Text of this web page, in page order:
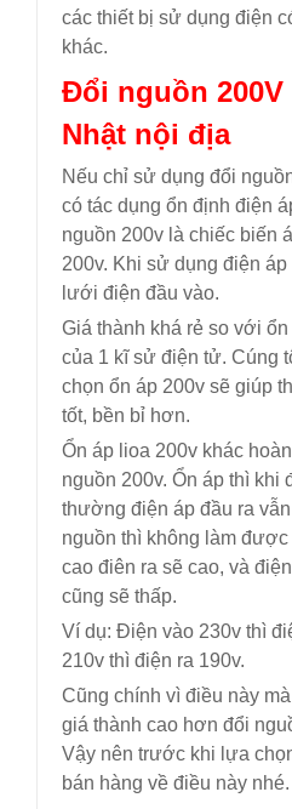
các thiết bị sử dụng điện
khác.
Đổi nguồn
Nhật nội địa
Nếu chỉ sử dụng đổi
có tác dụng ổn định điện
nguồn 200v là chiếc biến
200v. Khi sử dụng điện
lưới điện đầu vào.
Giá thành khá rẻ so với
của 1 kĩ sử điện tử. Cúng
chọn ổn áp 200v sẽ giúp
tốt, bền bỉ hơn.
Ổn áp lioa 200v khác
nguồn 200v. Ổn áp thì khi
thường điện áp đầu ra
nguồn thì không làm
cao điên ra sẽ cao, và
cũng sẽ thấp.
Ví dụ: Điện vào 230v thì
210v thì điện ra 190v.
Cũng chính vì điều này
giá thành cao hơn đổi
Vậy nên trước khi lựa
bán hàng về điều này nhé.